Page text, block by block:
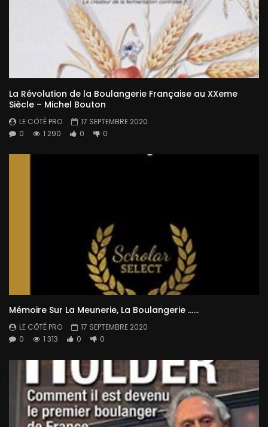
La Révolution de la Boulangerie Française au XXeme
Siècle – Michel Bouton
LE CÔTÉ PRO
17 SEPTEMBRE 2020
0
1 290 0 0
Mémoire Sur La Meunerie, La Boulangerie ……
LE CÔTÉ PRO
17 SEPTEMBRE 2020
0
1 313 0 0